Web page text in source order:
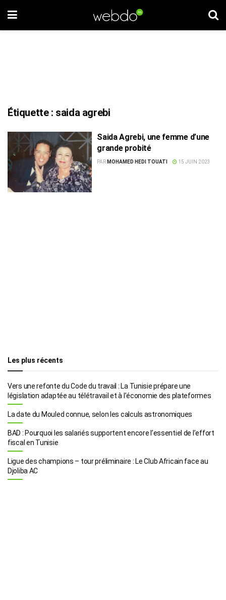
Étiquette : saida agrebi
Saida Agrebi, une femme d’une
grande probité
PAR MOHAMED HEDI TOUATI 15 JUIN 2023
Les plus récents
Vers une refonte du Code du travail : La Tunisie prépare une
législation adaptée au télétravail et à l’économie des plateformes
La date du Mouled connue, selon les calculs astronomiques
BAD : Pourquoi les salariés supportent encore l’essentiel de l’effort
fiscal en Tunisie
Ligue des champions – tour préliminaire : Le Club Africain face au
Djoliba AC